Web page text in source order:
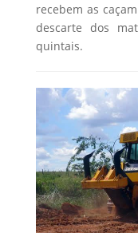
recebem as
descarte dos
quintais.